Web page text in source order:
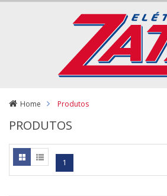
Home Produtos
PRODUTOS
1